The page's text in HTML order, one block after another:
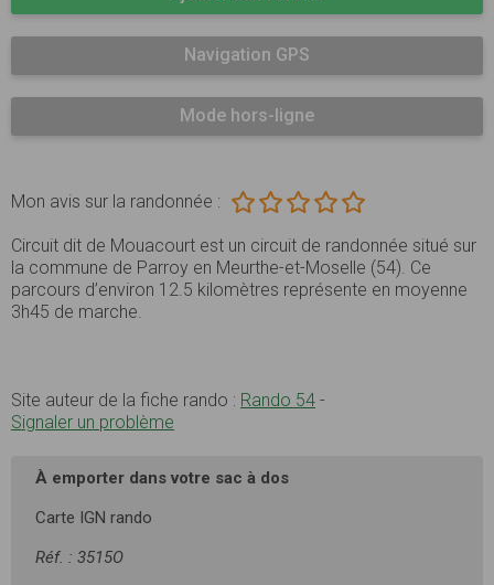
Navigation GPS
Mode hors-ligne
Mon avis sur la randonnée :
Circuit dit de Mouacourt est un circuit de randonnée situé sur
la commune de Parroy en Meurthe-et-Moselle (54). Ce
parcours d’environ 12.5 kilomètres représente en moyenne
3h45 de marche.
Site auteur de la fiche rando : Rando 54 -
Signaler un problème
À emporter dans votre sac à dos
Carte IGN rando
Réf. : 3515O